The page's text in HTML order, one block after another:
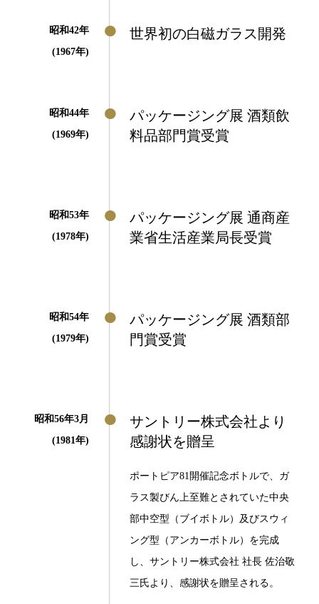
昭和42年
(1967年)
世界初の白磁ガラス開発
昭和44年
(1969年)
パッケージング展 酒類飲
料品部門賞受賞
昭和53年
(1978年)
パッケージング展 通商産
業省生活産業局長受賞
昭和54年
(1979年)
パッケージング展 酒類部
門賞受賞
昭和56年3月
(1981年)
サントリー株式会社より
感謝状を贈呈
ポートピア81開催記念ボトルで、ガ
ラス製びん上至難とされていた中央
部中空型（ブイボトル）及びスウィ
ング型（アンカーボトル）を完成
し、サントリー株式会社 社長 佐治敬
三氏より、感謝状を贈呈される。